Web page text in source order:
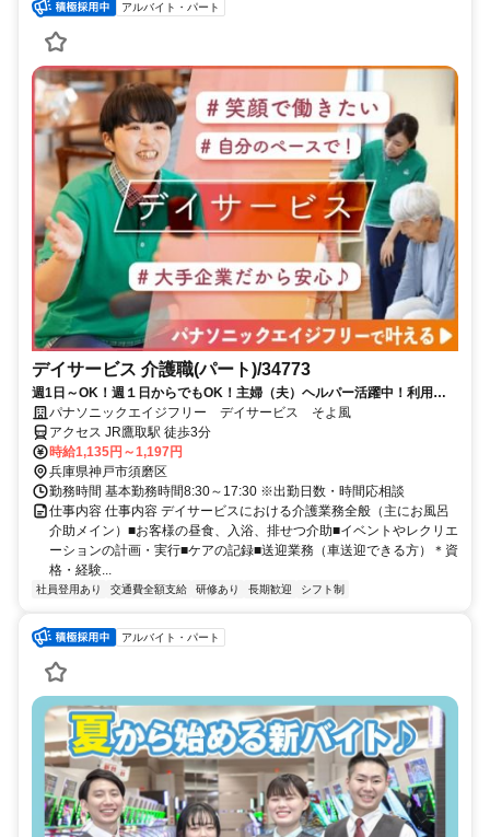
アルバイト・パート
デイサービス 介護職(パート)/34773
週1日～OK！週１日からでもOK！主婦（夫）ヘルパー活躍中！利用者
40～50名のデイサービスで様々な年齢のスタッフが活躍中です！
パナソニックエイジフリー デイサービス そよ風
アクセス JR鷹取駅 徒歩3分
時給1,135円～1,197円
兵庫県神戸市須磨区
勤務時間 基本勤務時間8:30～17:30 ※出勤日数・時間応相談
仕事内容 仕事内容 デイサービスにおける介護業務全般（主にお風呂
介助メイン）■お客様の昼食、入浴、排せつ介助■イベントやレクリエ
ーションの計画・実行■ケアの記録■送迎業務（車送迎できる方）＊資
格・経験...
社員登用あり 交通費全額支給 研修あり 長期歓迎 シフト制
アルバイト・パート